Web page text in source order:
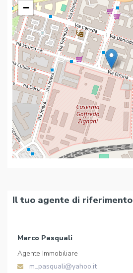
−
Il tuo agente di riferimento
Marco Pasquali
Agente Immobiliare
m_pasquali@yahoo.it